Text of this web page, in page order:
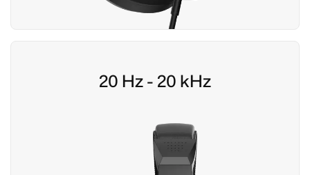
20 Hz - 20 kHz